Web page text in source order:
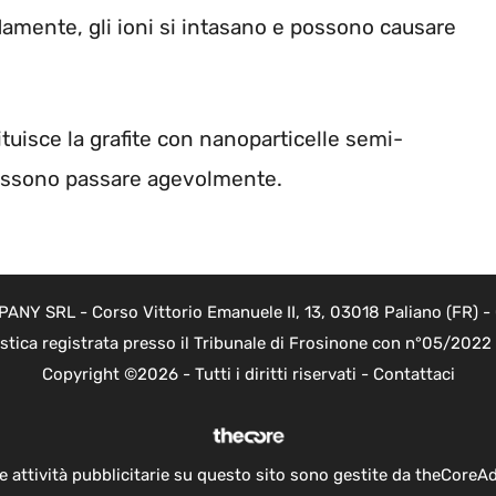
gli ioni si intasano e possono causare
la grafite con nanoparticelle semi-
passare agevolmente.
SRL - Corso Vittorio Emanuele II, 13, 03018 Paliano
registrata presso il Tribunale di Frosinone con n°05/
Copyright ©2026 - Tutti i diritti riservati - Contattaci
attività pubblicitarie su questo sito sono gestite da